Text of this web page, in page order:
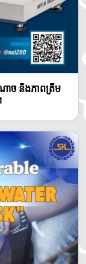
ាច និងភាពត្រឹម